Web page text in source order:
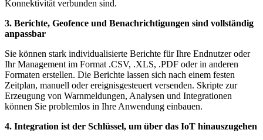
Konnektivität verbunden sind.
3. Berichte, Geofence und Benachrichtigungen sind vollständig
anpassbar
Sie können stark individualisierte Berichte für Ihre Endnutzer oder
Ihr Management im Format .CSV, .XLS, .PDF oder in anderen
Formaten erstellen. Die Berichte lassen sich nach einem festen
Zeitplan, manuell oder ereignisgesteuert versenden. Skripte zur
Erzeugung von Warnmeldungen, Analysen und Integrationen
können Sie problemlos in Ihre Anwendung einbauen.
4. Integration ist der Schlüssel, um über das IoT hinauszugehen